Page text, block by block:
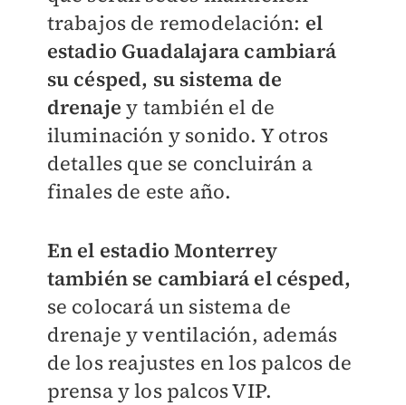
trabajos de remodelación: el
estadio Guadalajara cambiará
su césped, su sistema de
drenaje y también el de
iluminación y sonido. Y otros
detalles que se concluirán a
finales de este año.
En el estadio Monterrey
también se cambiará el césped,
se colocará un sistema de
drenaje y ventilación, además
de los reajustes en los palcos de
prensa y los palcos VIP.